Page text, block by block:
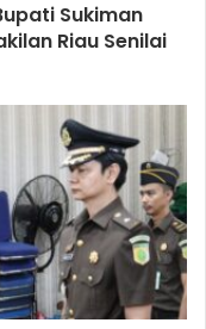
Sukiman
Riau Senilai